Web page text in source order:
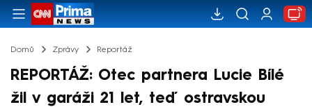
Domů Zprávy Reportáž
REPORTÁŽ: Otec partnera Lucie Bílé
žil v garáži 21 let, teď ostravskou